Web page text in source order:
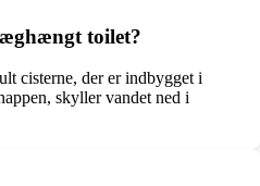
toilet?
cisterne, der er indbygget i
skyller vandet ned i